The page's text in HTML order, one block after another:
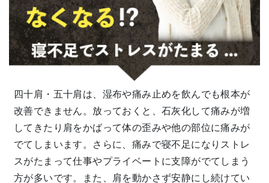
四十肩・五十肩は、湿布や痛み止めを飲んでも根本が
改善できません。放っておくと、石灰化して痛みが増
してきたり肩をかばって体の歪みや他の部位に痛みが
でてしまいます。さらに、痛みで寝不足になりストレ
スがたまって仕事やプライベートに支障がでてしまう
方が多いです。また、肩を動かさず安静にし続けてい